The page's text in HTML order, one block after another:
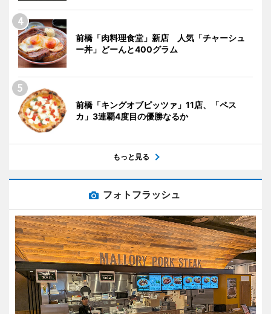
前橋「肉料理食堂」新店 人気「チャーシュ
ー丼」どーんと400グラム
前橋「キングオブピッツァ」11店、「ペス
カ」3連覇4度目の優勝なるか
もっと見る
フォトフラッシュ